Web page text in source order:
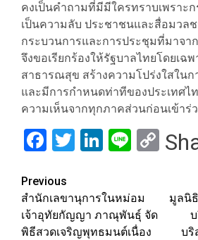
คงเป็นคำถามที่มีมีใครทราบเพราะ
เป็นความลับ ประชาชนและสื่อมวล
กระบวนการและการประชุมที่มาจา
จึงขอเรียกร้องให้รัฐบาลไทยโดยเฉ
สาธารณสุข สร้างความโปร่งใสในก
และมีการกำหนดท่าทีของประเทศไ
ความเห็นจากทุกภาคส่วนก่อนเข้าร่
Facebook
Twitter
LinkedIn
Line
Post
navigation
Previous
สำนักเลขานุการในหม่อม
เจ้าอุทัยกัญญา ภาณุพันธุ์ จัด
พิธีสวดเจริญพุทธมนต์เนื่อง
มูลนิ
บริ